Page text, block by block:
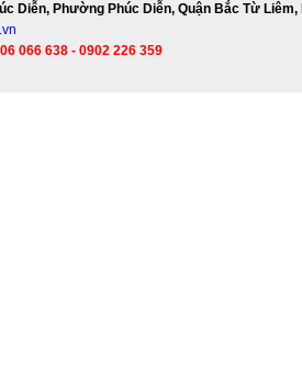
Diễn, Phường Phúc Diễn, Quận Bắc Từ Liêm,
066 638 - 0902 226 359